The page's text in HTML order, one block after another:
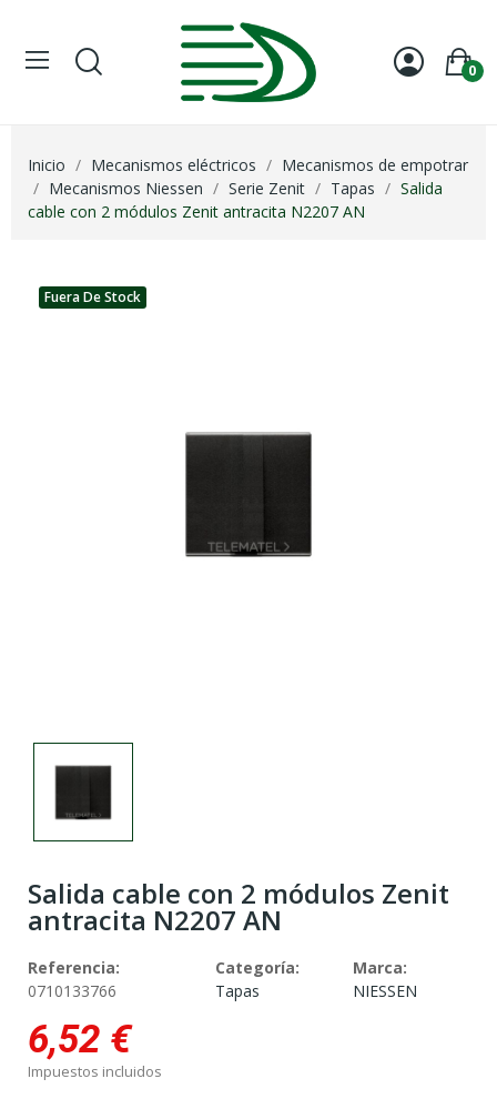
0
Inicio Mecanismos eléctricos
Mecanismos de empotrar
Mecanismos Niessen
Serie Zenit Tapas
Salida
cable con 2 módulos Zenit antracita N2207 AN
Fuera De Stock
Salida cable con 2 módulos Zenit
antracita N2207 AN
Referencia:
0710133766
Categoría:
Tapas
Marca:
NIESSEN
6,52 €
Impuestos incluidos